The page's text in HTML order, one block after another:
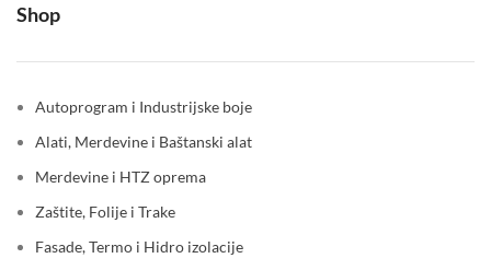
Shop
Autoprogram i Industrijske boje
Alati, Merdevine i Baštanski alat
Merdevine i HTZ oprema
Zaštite, Folije i Trake
Fasade, Termo i Hidro izolacije